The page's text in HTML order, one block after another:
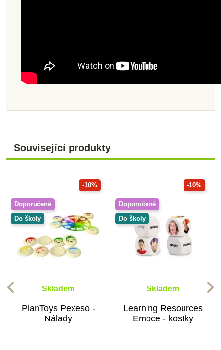
Související produkty
-10%
Doporučené
Do školy
Skladem
PlanToys Pexeso -
Nálady
-10%
Doporučené
Do školy
Skladem
Learning Resources
Emoce - kostky